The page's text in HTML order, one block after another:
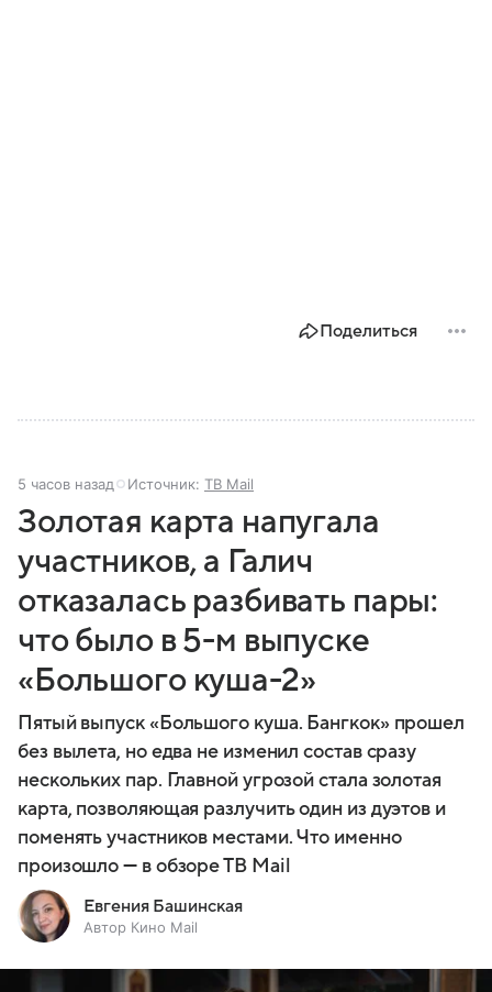
Поделиться
5 часов назад Источник: ТВ Mail
Золотая карта напугала
участников, а Галич
отказалась разбивать пары:
что было в 5-м выпуске
«Большого куша-2»
Пятый выпуск «Большого куша. Бангкок» прошел
без вылета, но едва не изменил состав сразу
нескольких пар. Главной угрозой стала золотая
карта, позволяющая разлучить один из дуэтов и
поменять участников местами. Что именно
произошло — в обзоре ТВ Mail
Евгения Башинская
Автор Кино Mail